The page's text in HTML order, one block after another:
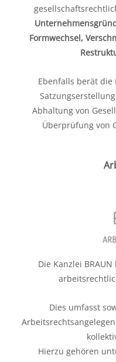
Formwechsel,
Ebenfalls berät die
Abhaltung von
Überprüfung von
Die Kanzlei
Dies umfasst
Hierzu gehören